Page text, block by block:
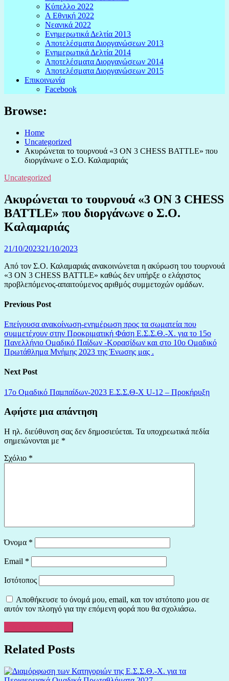
Κύπελλο 2022
Α Εθνική 2022
Νεανικά 2022
Ενημερωτικά Δελτία 2013
Αποτελέσματα Διοργανώσεων 2013
Ενημερωτικά Δελτία 2014
Αποτελέσματα Διοργανώσεων 2014
Αποτελέσματα Διοργανώσεων 2015
Επικοινωνία
Facebook
Browse:
Home
Uncategorized
Ακυρώνεται το τουρνουά «3 ON 3 CHESS BATTLE» που
διοργάνωνε ο Σ.Ο. Καλαμαριάς
Uncategorized
Ακυρώνεται το τουρνουά «3 ON 3 CHESS
BATTLE» που διοργάνωνε ο Σ.Ο.
Καλαμαριάς
21/10/202321/10/2023
Από τον Σ.Ο. Καλαμαριάς ανακοινώνεται η ακύρωση του τουρνουά
«3 ON 3 CHESS BATTLE» καθώς δεν υπήρξε ο ελάχιστος
προβλεπόμενος-απαιτούμενος αριθμός συμμετοχών ομάδων.
Previous Post
Επείγουσα ανακοίνωση-ενημέρωση προς τα σωματεία που
συμμετέχουν στην Προκριματική Φάση Ε.Σ.Σ.Θ.-Χ. για το 15ο
Πανελλήνιο Ομαδικό Παίδων -Κορασίδων και στο 10ο Ομαδικό
Πρωτάθλημα Μνήμης 2023 της Ένωσης μας .
Next Post
17ο Ομαδικό Παμπαίδων-2023 Ε.Σ.Σ.Θ-Χ U-12 – Προκήρυξη
Αφήστε μια απάντηση
Η ηλ. διεύθυνση σας δεν δημοσιεύεται. Τα υποχρεωτικά πεδία
σημειώνονται με *
Σχόλιο *
Όνομα *
Email *
Ιστότοπος
Αποθήκευσε το όνομά μου, email, και τον ιστότοπο μου σε
αυτόν τον πλοηγό για την επόμενη φορά που θα σχολιάσω.
Related Posts